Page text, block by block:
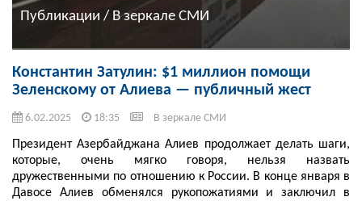
Публикации / В зеркале СМИ
Константин Затулин: $1 миллион помощи
Зеленскому от Алиева — публичный жест
6.02.2025 18:35 В зеркале СМИ
Президент Азербайджана Алиев продолжает делать шаги,
которые, очень мягко говоря, нельзя назвать
дружественными по отношению к России. В конце января в
Давосе Алиев обменялся рукопожатиями и заключил в